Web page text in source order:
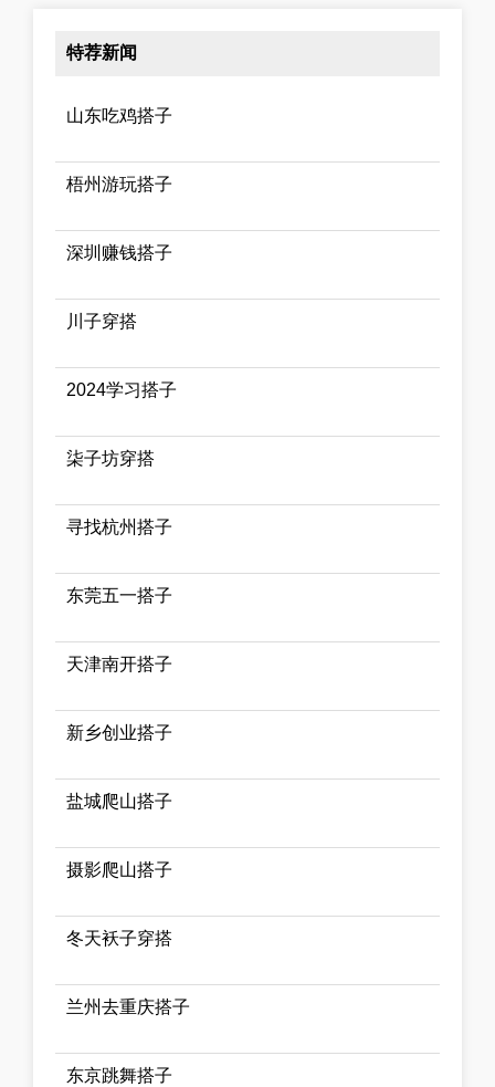
特荐新闻
山东吃鸡搭子
梧州游玩搭子
深圳赚钱搭子
川子穿搭
2024学习搭子
柒子坊穿搭
寻找杭州搭子
东莞五一搭子
天津南开搭子
新乡创业搭子
盐城爬山搭子
摄影爬山搭子
冬天袄子穿搭
兰州去重庆搭子
东京跳舞搭子